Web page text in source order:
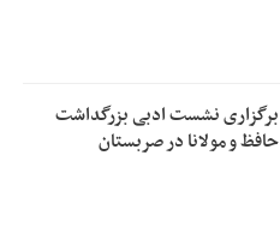
برگزاری نشست ادبی بزرگداشت
حافظ و مولانا در صربستان